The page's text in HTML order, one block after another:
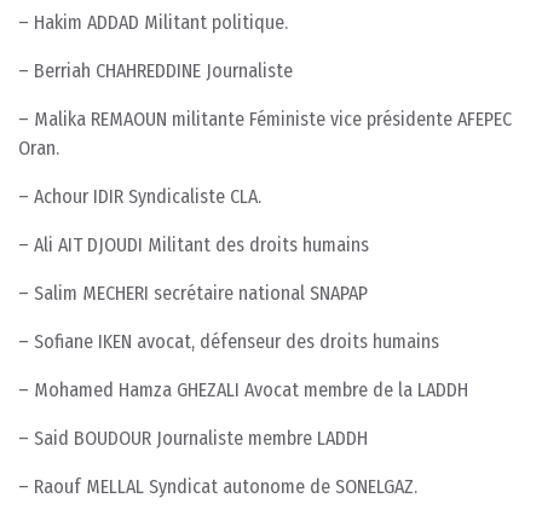
– Hakim ADDAD Militant politique.
– Berriah CHAHREDDINE Journaliste
– Malika REMAOUN militante Féministe vice présidente AFEPEC
Oran.
– Achour IDIR Syndicaliste CLA.
– Ali AIT DJOUDI Militant des droits humains
– Salim MECHERI secrétaire national SNAPAP
– Sofiane IKEN avocat, défenseur des droits humains
– Mohamed Hamza GHEZALI Avocat membre de la LADDH
– Said BOUDOUR Journaliste membre LADDH
– Raouf MELLAL Syndicat autonome de SONELGAZ.